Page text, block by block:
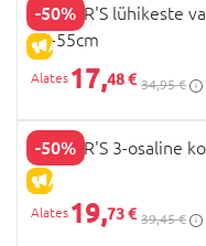
-50%
ALLAHINDLUS
CARTER'S lühikeste
46-55cm
17,48 € 34,95 €
-50%
ALLAHINDLUS
CARTER'S 3-osaline
19,73 € 39,45 €